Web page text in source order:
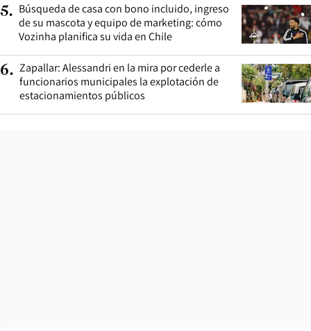
5. Búsqueda de casa con bono incluido, ingreso
de su mascota y equipo de marketing: cómo
Vozinha planifica su vida en Chile
6. Zapallar: Alessandri en la mira por cederle a
funcionarios municipales la explotación de
estacionamientos públicos